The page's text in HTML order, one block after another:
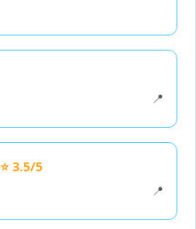
📍
⭐ 3.5/5
📍